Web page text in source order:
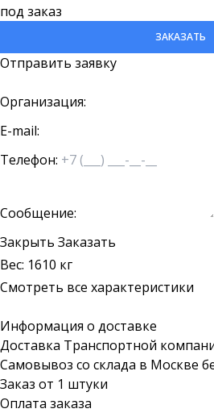
под заказ
ЗАКАЗАТЬ
Отправить заявку
Организация:
E-mail:
Телефон:
Сообщение:
Закрыть Заказать
Вес: 1610 кг
Смотреть все характеристики
Информация о доставке
Доставка Транспортной
Самовывоз со склада в Москве
Заказ от 1 штуки
Оплата заказа